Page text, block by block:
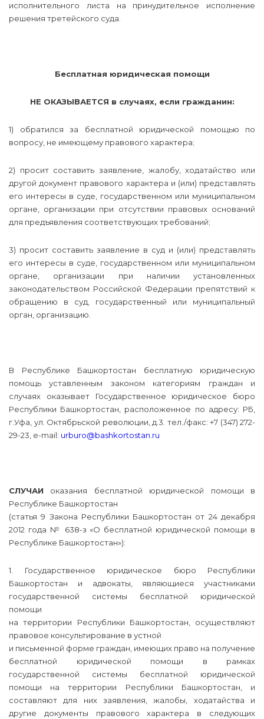
исполнительного листа на принудительное исполнение
решения третейского суда.
Бесплатная юридическая помощи
НЕ ОКАЗЫВАЕТСЯ в случаях, если гражданин:
1) обратился за бесплатной юридической помощью по
вопросу, не имеющему правового характера;
2) просит составить заявление, жалобу, ходатайство или
другой документ правового характера и (или) представлять
его интересы в суде, государственном или муниципальном
органе, организации при отсутствии правовых оснований
для предъявления соответствующих требований;
3) просит составить заявление в суд и (или) представлять
его интересы в суде, государственном или муниципальном
органе, организации при наличии установленных
законодательством Российской Федерации препятствий к
обращению в суд, государственный или муниципальный
орган, организацию.
В Республике Башкортостан бесплатную юридическую
помощь уставленным законом категориям граждан и
случаях оказывает Государственное юридическое бюро
Республики Башкортостан, расположенное по адресу: РБ,
г.Уфа, ул. Октябрьской революции, д.3. тел./факс: +7 (347) 272-
29-23, e-mail: urburo@bashkortostan.ru
СЛУЧАИ оказания бесплатной юридической помощи в
Республике Башкортостан
(статья 9 Закона Республики Башкортостан от 24 декабря
2012 года № 638-з «О бесплатной юридической помощи в
Республике Башкортостан»):
1. Государственное юридическое бюро Республики
Башкортостан и адвокаты, являющиеся участниками
государственной системы бесплатной юридической
помощи
на территории Республики Башкортостан, осуществляют
правовое консультирование в устной
и письменной форме граждан, имеющих право на получение
бесплатной юридической помощи в рамках
государственной системы бесплатной юридической
помощи на территории Республики Башкортостан, и
составляют для них заявления, жалобы, ходатайства и
другие документы правового характера в следующих